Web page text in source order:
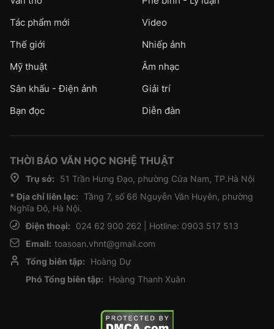
Tác phẩm mới
Video
Thế giới
Nhiếp ảnh
Mỹ thuật
Âm nhạc
Sân khấu - Điện ảnh
Giải trí
Bạn đọc
Diễn đàn
THỜI BÁO VĂN HỌC NGHỆ THUẬT
Trụ sở:
51 Trần Hưng Đạo, phường Cửa Nam, TP.Hà Nội
* Địa chỉ liên lạc: Tầng 7, số 66 Nguyễn Văn Huyên, phường
Nghĩa Đô, Hà Nội.
Điện thoại:
024 62 900 262 | Hotline: 0903 517 513
Email: toasoan.vhnt@gmail.com
Tổng biên tập:
Hoàng Dự
Phó Tổng biên tập:
Hoàng Thanh Xuân